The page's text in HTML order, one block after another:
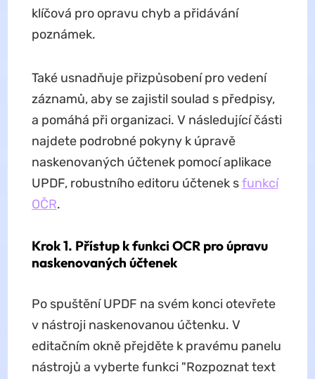
klíčová pro opravu chyb a přidávání
poznámek.
Také usnadňuje přizpůsobení pro vedení
záznamů, aby se zajistil soulad s předpisy,
a pomáhá při organizaci. V následující části
najdete podrobné pokyny k úpravě
naskenovaných účtenek pomocí aplikace
UPDF, robustního editoru účtenek sfunkcí
OČR.
Krok 1. Přístup k funkci OCR pro úpravu
naskenovaných účtenek
Po spuštění UPDF na svém konci otevřete
v nástroji naskenovanou účtenku. V
editačním okně přejděte k pravému panelu
nástrojů a vyberte funkci "Rozpoznat text